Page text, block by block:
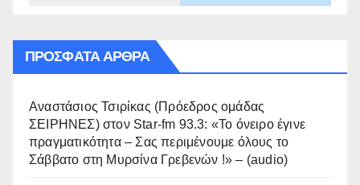
ΠΡΌΣΦΑΤΑ ΆΡΘΡΑ
Αναστάσιος Τσιρίκας (Πρόεδρος ομάδας
ΣΕΙΡΗΝΕΣ) στον Star-fm 93.3: «Το όνειρο έγινε
πραγματικότητα – Σας περιμένουμε όλους το
Σάββατο στη Μυρσίνα Γρεβενών !» – (audio)